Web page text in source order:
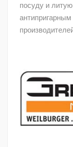
посуду и